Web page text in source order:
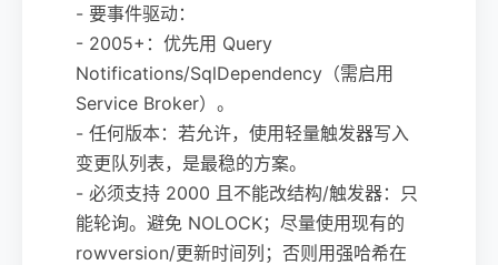
- 要事件驱动：
- 2005+：优先用 Query
Notifications/SqlDependency（需启用
Service Broker）。
- 任何版本：若允许，使用轻量触发器写入
变更队列表，是最稳的方案。
- 必须支持 2000 且不能改结构/触发器：只
能轮询。避免 NOLOCK；尽量使用现有的
rowversion/更新时间列；否则用强哈希在